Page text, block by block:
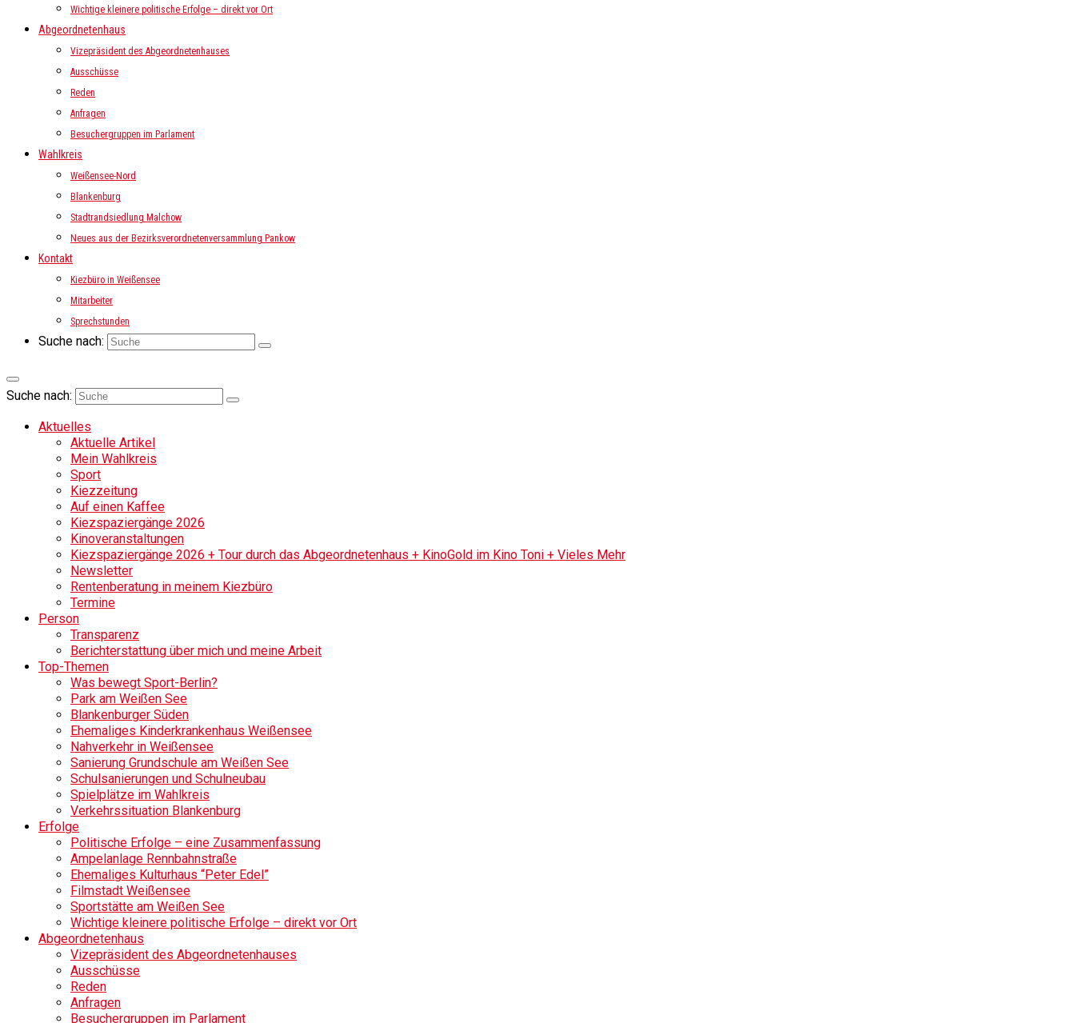
Wichtige kleinere politische Erfolge – direkt vor Ort
Abgeordnetenhaus
Vizepräsident des Abgeordnetenhauses
Ausschüsse
Reden
Anfragen
Besuchergruppen im Parlament
Wahlkreis
Weißensee-Nord
Blankenburg
Stadtrandsiedlung Malchow
Neues aus der Bezirksverordnetenversammlung Pankow
Kontakt
Kiezbüro in Weißensee
Mitarbeiter
Sprechstunden
Suche nach:
Suche nach:
Aktuelles
Aktuelle Artikel
Mein Wahlkreis
Sport
Kiezzeitung
Auf einen Kaffee
Kiezspaziergänge 2026
Kinoveranstaltungen
Kiezspaziergänge 2026 + Tour durch das Abgeordnetenhaus + KinoGold im Kino Toni + Vieles Mehr
Newsletter
Rentenberatung in meinem Kiezbüro
Termine
Person
Transparenz
Berichterstattung über mich und meine Arbeit
Top-Themen
Was bewegt Sport-Berlin?
Park am Weißen See
Blankenburger Süden
Ehemaliges Kinderkrankenhaus Weißensee
Nahverkehr in Weißensee
Sanierung Grundschule am Weißen See
Schulsanierungen und Schulneubau
Spielplätze im Wahlkreis
Verkehrssituation Blankenburg
Erfolge
Politische Erfolge – eine Zusammenfassung
Ampelanlage Rennbahnstraße
Ehemaliges Kulturhaus “Peter Edel”
Filmstadt Weißensee
Sportstätte am Weißen See
Wichtige kleinere politische Erfolge – direkt vor Ort
Abgeordnetenhaus
Vizepräsident des Abgeordnetenhauses
Ausschüsse
Reden
Anfragen
Besuchergruppen im Parlament